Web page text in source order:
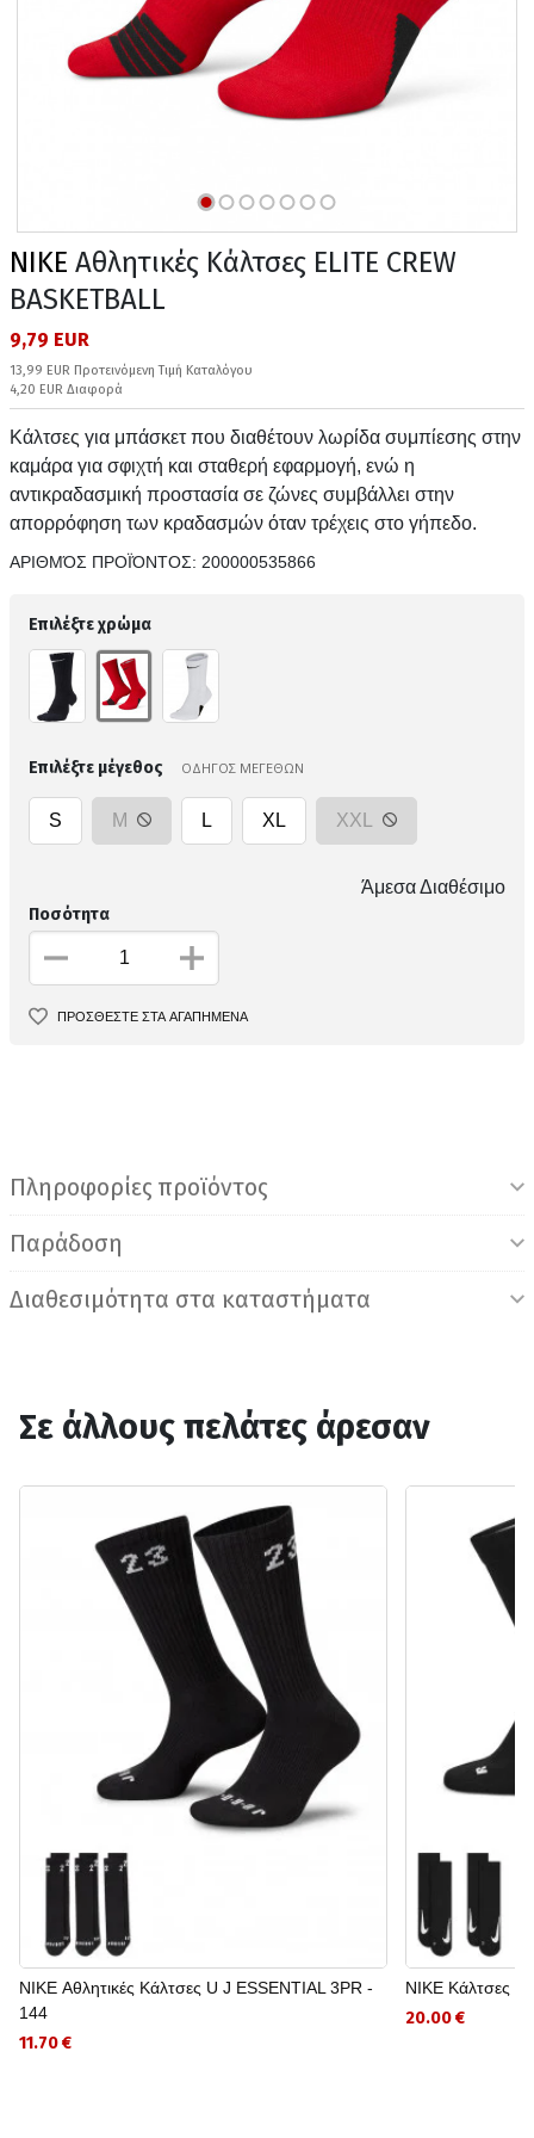
NIKE Αθλητικές Κάλτσες ELITE CREW
BASKETBALL
9,79 EUR
13,99 EUR Προτεινόμενη Τιμή Καταλόγου
4,20 EUR Διαφορά
Κάλτσες για μπάσκετ που διαθέτουν λωρίδα συμπίεσης στην
καμάρα για σφιχτή και σταθερή εφαρμογή, ενώ η
αντικραδασμική προστασία σε ζώνες συμβάλλει στην
απορρόφηση των κραδασμών όταν τρέχεις στο γήπεδο.
ΑΡΙΘΜΌΣ ΠΡΟΪΌΝΤΟΣ: 200000535866
Επιλέξτε χρώμα
Επιλέξτε μέγεθος ΟΔΗΓΟΣ ΜΕΓΕΘΩΝ
S M L XL XXL
Άμεσα Διαθέσιμο
Ποσότητα
ΠΡΟΣΘΕΣΤΕ ΣΤΑ ΑΓΑΠΗΜΕΝΑ
Πληροφορίες προϊόντος
Παράδοση
Διαθεσιμότητα στα καταστήματα
Σε άλλους πελάτες άρεσαν
NIKE Αθλητικές Κάλτσες U J ESSENTIAL 3PR -
144
11.70 €
NIKE Κάλτσες
20.00 €